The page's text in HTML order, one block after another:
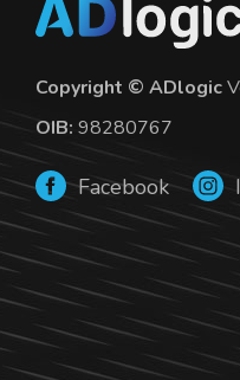
Copyright © ADlogic
OIB: 98280767
Facebook